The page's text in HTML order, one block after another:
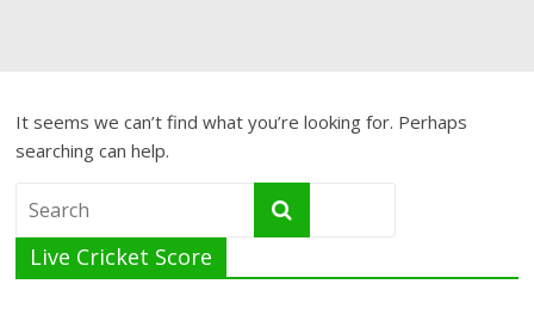
It seems we can’t find what you’re looking for. Perhaps
searching can help.
Live Cricket Score